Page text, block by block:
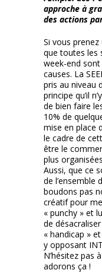
approche à
des actions
Si vous prenez
que toutes les
week-end
causes. La
pris au niveau
principe qu’il
de bien faire
10% de
mise en place
le cadre de
être le
plus
Aussi, que ce
de l’ensemble
boudons pas
créatif pour
« punchy » et
de
« handicap »
y opposant
N’hésitez pas
adorons ça !